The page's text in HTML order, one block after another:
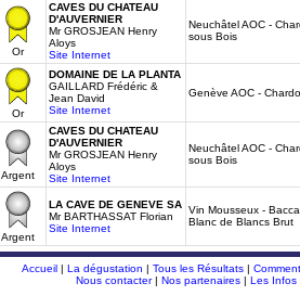
Or
CAVES DU CHATEAU
D'AUVERNIER
Mr GROSJEAN Henry
Aloys
Site Internet
Neuchâtel AOC -
sous Bois
Or
DOMAINE DE LA PLANTA
GAILLARD Frédéric &
Jean David
Site Internet
Genève AOC -
Argent
CAVES DU CHATEAU
D'AUVERNIER
Mr GROSJEAN Henry
Aloys
Site Internet
Neuchâtel AOC -
sous Bois
Argent
LA CAVE DE GENEVE SA
Mr BARTHASSAT Florian
Site Internet
Vin Mousseux -
Blanc de Blancs Brut
Accueil| La dégustation | Tous les Résultats|
Nous contacter| Nos partenaires| Les Infos